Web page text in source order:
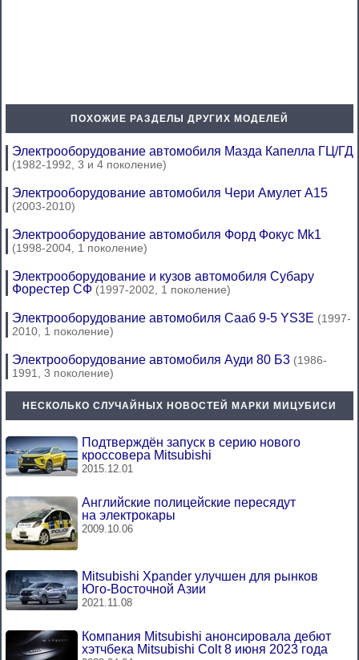
ПОХОЖИЕ РАЗДЕЛЫ ДРУГИХ МОДЕЛЕЙ
Электрооборудование автомобиля Мазда Капелла ГЦ/ГД
(1982-1992, 3 и 4 поколение)
Электрооборудование автомобиля Чери Амулет А15
(2003-2010)
Электрооборудование автомобиля Форд Фокус Mk1
(1998-2004, 1 поколение)
Электрооборудование и кузов автомобиля Субару
Форестер СФ (1997-2002, 1 поколение)
Электрооборудование автомобиля Сааб 9-5 YS3E (1997-
2010, 1 поколение)
Электрооборудование автомобиля Ауди 80 Б3 (1986-
1991, 3 поколение)
НЕСКОЛЬКО СЛУЧАЙНЫХ НОВОСТЕЙ МАРКИ МИЦУБИСИ
Подтверждён запуск в серию нового
кроссовера Mitsubishi
2015.12.01
Английские полицейские пересядут
на электрокары
2009.10.06
Mitsubishi Xpander улучшен для рынков
Юго-Восточной Азии
2021.11.08
Компания Mitsubishi анонсировала дебют
хэтчбека Mitsubishi Colt 8 июня 2023 года